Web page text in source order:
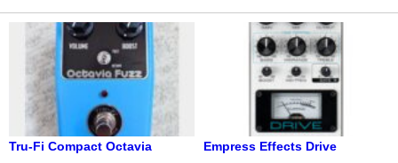
Tru-Fi Compact Octavia Empress Effects Drive